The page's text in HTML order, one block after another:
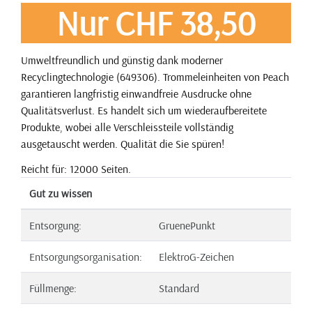
Nur CHF 38,50
Umweltfreundlich und günstig dank moderner
Recyclingtechnologie (649306). Trommeleinheiten von Peach
garantieren langfristig einwandfreie Ausdrucke ohne
Qualitätsverlust. Es handelt sich um wiederaufbereitete
Produkte, wobei alle Verschleissteile vollständig
ausgetauscht werden. Qualität die Sie spüren!
Reicht für: 12000 Seiten.
Gut zu wissen
Entsorgung: GruenePunkt
Entsorgungsorganisation: ElektroG-Zeichen
Füllmenge: Standard